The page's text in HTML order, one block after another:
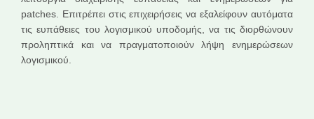
patches. Επιτρέπει στις επιχειρήσεις να εξαλείφουν αυτόματα
τις ευπάθειες του λογισμικού υποδομής, να τις διορθώνουν
προληπτικά και να πραγματοποιούν λήψη ενημερώσεων
λογισμικού.